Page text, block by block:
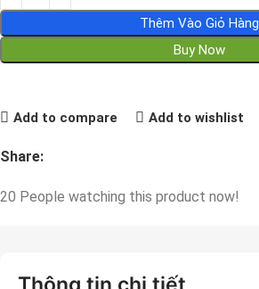
Thêm Vào Giỏ Hàng
Buy Now
Add to compare Add to wishlist
Share:
20 People watching this product now!